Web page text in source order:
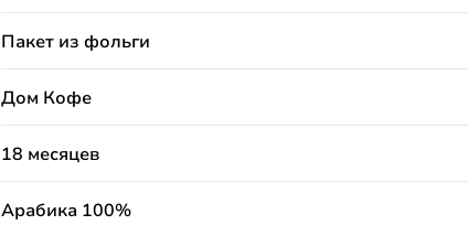
Пакет из фольги
Дом Кофе
18 месяцев
Арабика 100%